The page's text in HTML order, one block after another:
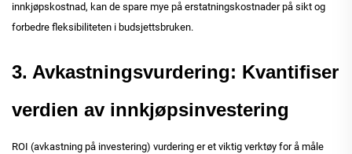
innkjøpskostnad, kan de spare mye på erstatningskostnader på sikt og
forbedre fleksibiliteten i budsjettsbruken.
3. Avkastningsvurdering: Kvantifiser
verdien av innkjøpsinvestering
ROI (avkastning på investering) vurdering er et viktig verktøy for å måle